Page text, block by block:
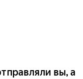
вы, а